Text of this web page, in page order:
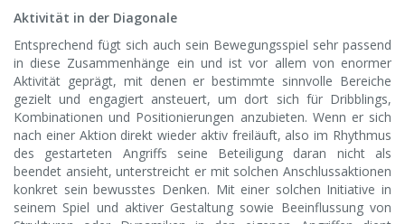
Aktivität in der Diagonale
Entsprechend fügt sich auch sein Bewegungsspiel sehr passend
in diese Zusammenhänge ein und ist vor allem von enormer
Aktivität geprägt, mit denen er bestimmte sinnvolle Bereiche
gezielt und engagiert ansteuert, um dort sich für Dribblings,
Kombinationen und Positionierungen anzubieten. Wenn er sich
nach einer Aktion direkt wieder aktiv freiläuft, also im Rhythmus
des gestarteten Angriffs seine Beteiligung daran nicht als
beendet ansieht, unterstreicht er mit solchen Anschlussaktionen
konkret sein bewusstes Denken. Mit einer solchen Initiative in
seinem Spiel und aktiver Gestaltung sowie Beeinflussung von